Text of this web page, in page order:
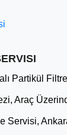
Partikül
Araç
Servisi,